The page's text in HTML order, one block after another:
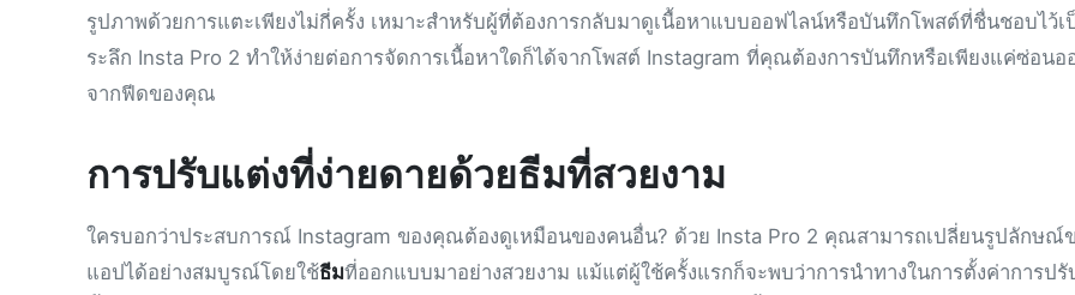
รูปภาพด้วยการแตะเพียงไม่กี่ครั้ง เหมาะสำหรับผู้ที่ต้องการกลับมาดูเนื้อหาแบบออฟไลน์หรือบันทึกโพสต์ที่ชื่นชอบไว้เ
ระลึก Insta Pro 2 ทำให้ง่ายต่อการจัดการเนื้อหาใดก็ได้จากโพสต์ Instagram ที่คุณต้องการบันทึกหรือเพียงแค่ซ่อนอ
จากฟีดของคุณ
การปรับแต่งที่ง่ายดายด้วยธีมที่สวยงาม
ใครบอกว่าประสบการณ์ Instagram ของคุณต้องดูเหมือนของคนอื่น? ด้วย Insta Pro 2 คุณสามารถเปลี่ยนรูปลักษณ์
แอปได้อย่างสมบูรณ์โดยใช้ธีมที่ออกแบบมาอย่างสวยงาม แม้แต่ผู้ใช้ครั้งแรกก็จะพบว่าการนำทางในการตั้งค่าการปรั